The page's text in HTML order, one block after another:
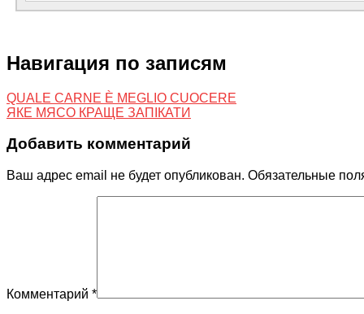
Навигация по записям
QUALE CARNE È MEGLIO CUOCERE
ЯКЕ МЯСО КРАЩЕ ЗАПІКАТИ
Добавить комментарий
Ваш адрес email не будет опубликован. Обязательные
Комментарий *